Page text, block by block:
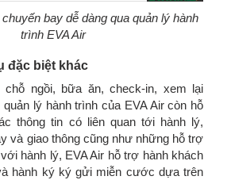
bay dễ dàng qua quản lý hành
trình EVA Air
đặc biệt khác
chỗ ngồi, bữa ăn, check-in, xem lại
lý hành trình của EVA Air còn hỗ
thông tin có liên quan tới hành lý,
và giao thông cũng như những hỗ trợ
hành lý, EVA Air hỗ trợ hành khách
hành ký ký gửi miễn cước dựa trên